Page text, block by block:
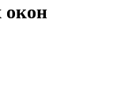
окон